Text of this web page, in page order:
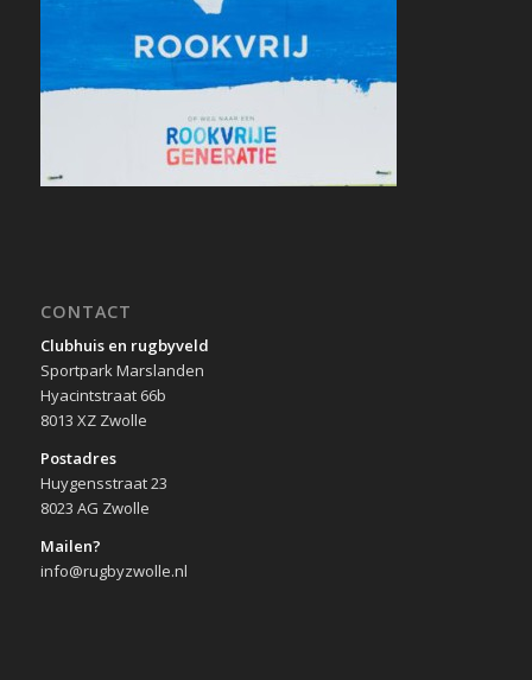
CONTACT
Clubhuis en rugbyveld
Sportpark Marslanden
Hyacintstraat 66b
8013 XZ Zwolle
Postadres
Huygensstraat 23
8023 AG Zwolle
Mailen?
info@rugbyzwolle.nl